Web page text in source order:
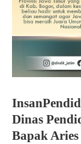
Dinas
Bapak